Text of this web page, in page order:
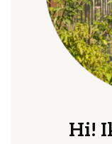
Hi!